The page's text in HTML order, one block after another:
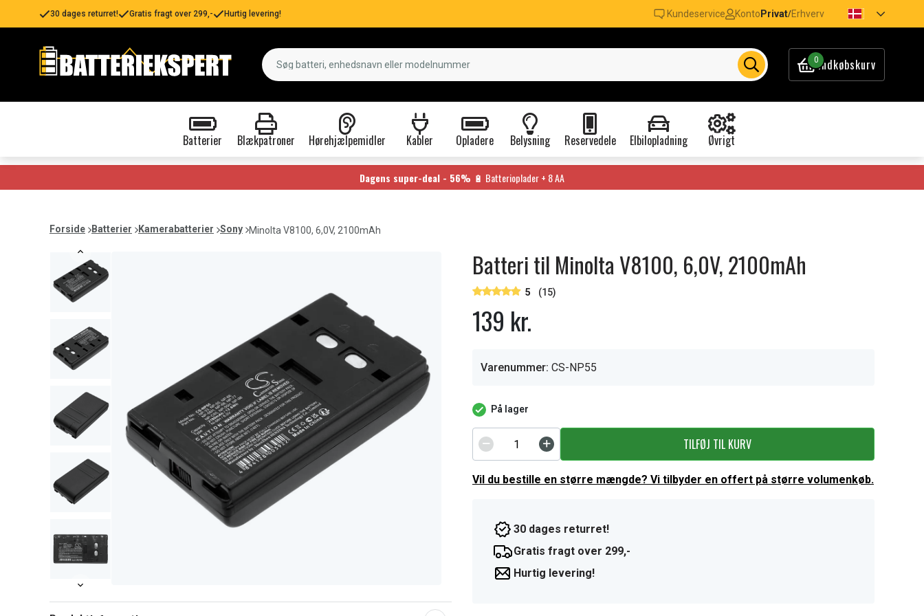
30 dages returret! Gratis fragt over 299,- Hurtig levering! Kundeservice Konto Privat/Erhverv
0Indkøbskurv
Batterier Blækpatroner Hørehjælpemidler Kabler Opladere Belysning Reservedele Elbilopladning Øvrigt
Dagens super-deal - 56% 🔋 Batterioplader + 8 AA
Forside Batterier Kamerabatterier Sony Minolta V8100, 6,0V, 2100mAh
1
Batteri til Minolta V8100, 6,0V, 2100mAh
5 (15)
139 kr.
Varenummer: CS-NP55
På lager
TILFØJ TIL KURV
Vil du bestille en større mængde? Vi tilbyder en offert på større volumenkøb.
30 dages returret!
Gratis fragt over 299,-
Hurtig levering!